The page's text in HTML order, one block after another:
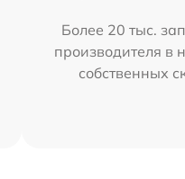
Более 20 тыс.
производителя в
собственных